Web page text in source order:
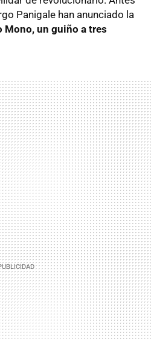
Panigale han anunciado la
Mono, un guiño a tres